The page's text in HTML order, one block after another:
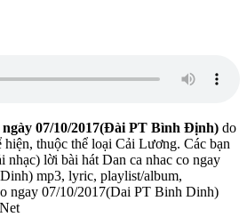
ngày 07/10/2017(Đài PT Bình Định) do
hiện, thuộc thể loại Cải Lương. Các bạn
nhạc) lời bài hát Dan ca nhac co ngay
mp3, lyric, playlist/album,
ngay 07/10/2017(Dai PT Binh Dinh)